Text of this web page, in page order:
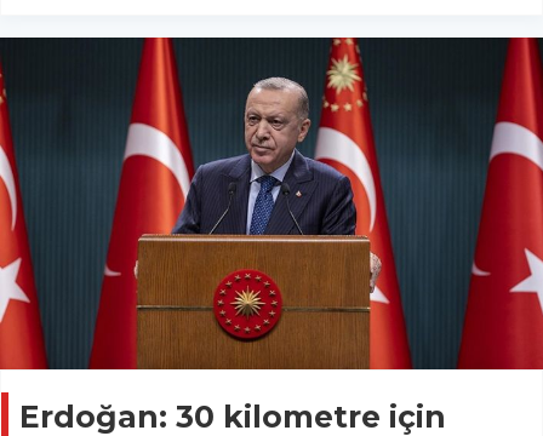
Erdoğan: 30 kilometre için